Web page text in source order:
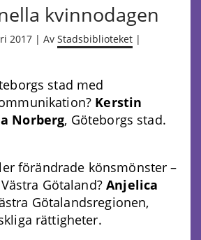
kvinnodagen
2017 | Av Stadsbiblioteket |
stad med
Kerstin
Norberg, Göteborgs stad.
förändrade könsmönster –
Götaland?Anjelica
Götalandsregionen,
rättigheter.